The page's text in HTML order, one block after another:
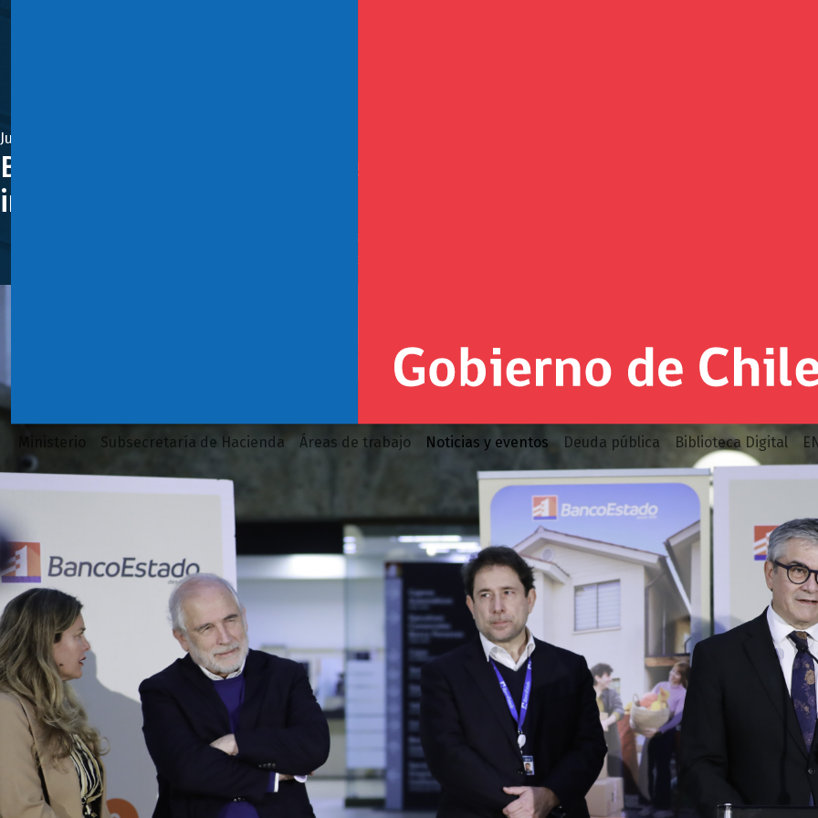
Subsecretaría de Hacienda Áreas de trabajo Noticias y eventos Deuda pública Biblioteca Digital
Julio 8, 2024
BancoEstado y Gobierno destacaron exitosa licitación de
interés de entidades financieras